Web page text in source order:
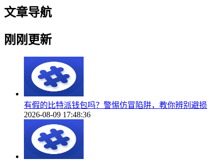
文章导航
刚刚更新
有假的比特派钱包吗？警惕仿冒陷阱，教你辨别避损
2026-08-09 17:48:36